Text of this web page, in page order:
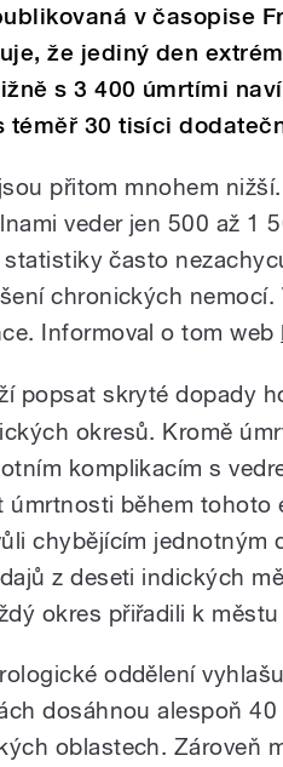
v časopise
že jediný den
s 3 400 úmrtími
téměř 30 tisíci
přitom mnohem
veder jen 500 až 1
často
chronických
Informoval o tom web
popsat skryté dopady
okresů. Kromě
komplikacím s
úmrtnosti během tohoto
chybějícím jednotným
z deseti indických
okres přiřadili k
oddělení
dosáhnou alespoň
oblastech. Zároveň